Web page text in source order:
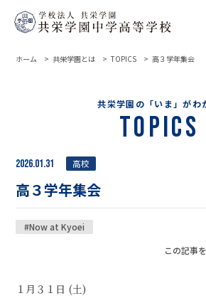
ホーム 共栄学園とは TOPICS 高３学年集会
共栄学園の「いま」がわ
Topics
2026.01.31 高校
高３学年集会
#Now at Kyoei
この記事
１月３１日 (土)